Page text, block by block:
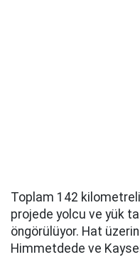
Toplam 142
projede yolcu ve yük
öngörülüyor. Hat
Himmetdede ve